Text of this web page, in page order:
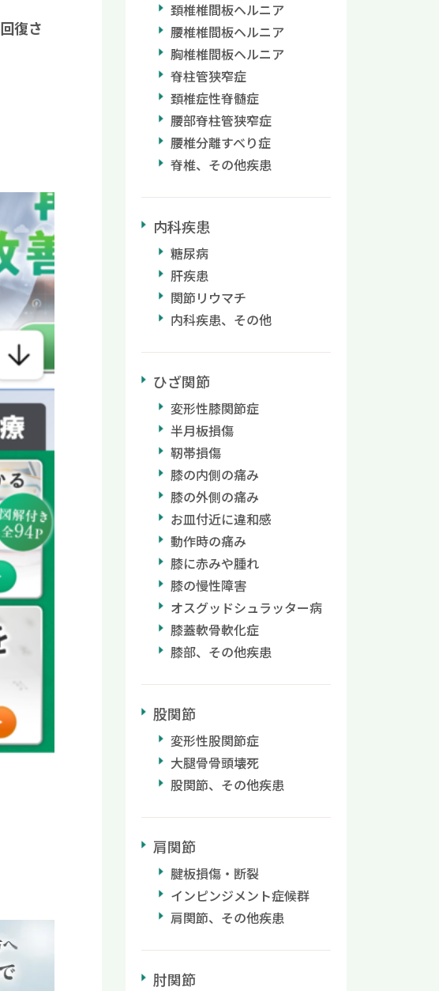
復さ
頚椎椎間板ヘルニア
腰椎椎間板ヘルニア
胸椎椎間板ヘルニア
脊柱管狭窄症
頚椎症性脊髄症
腰部脊柱管狭窄症
腰椎分離すべり症
脊椎、その他疾患
内科疾患
糖尿病
肝疾患
関節リウマチ
内科疾患、その他
ひざ関節
変形性膝関節症
半月板損傷
靭帯損傷
膝の内側の痛み
膝の外側の痛み
お皿付近に違和感
動作時の痛み
膝に赤みや腫れ
膝の慢性障害
オスグッドシュラッター病
膝蓋軟骨軟化症
膝部、その他疾患
股関節
変形性股関節症
大腿骨骨頭壊死
股関節、その他疾患
肩関節
腱板損傷・断裂
インピンジメント症候群
肩関節、その他疾患
肘関節